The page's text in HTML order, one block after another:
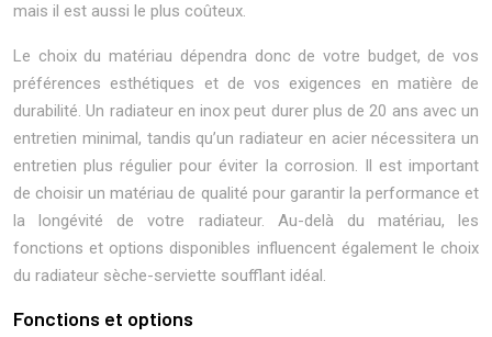
mais il est aussi le plus coûteux.
Le choix du matériau dépendra donc de votre budget, de vos
préférences esthétiques et de vos exigences en matière de
durabilité. Un radiateur en inox peut durer plus de 20 ans avec un
entretien minimal, tandis qu’un radiateur en acier nécessitera un
entretien plus régulier pour éviter la corrosion. Il est important
de choisir un matériau de qualité pour garantir la performance et
la longévité de votre radiateur. Au-delà du matériau, les
fonctions et options disponibles influencent également le choix
du radiateur sèche-serviette soufflant idéal.
Fonctions et options